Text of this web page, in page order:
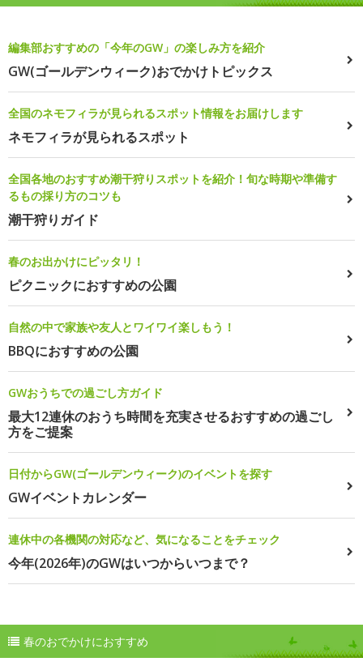
編集部おすすめの「今年のGW」の楽しみ方を紹介
GW(ゴールデンウィーク)おでかけトピックス
全国のネモフィラが見られるスポット情報をお届けします
ネモフィラが見られるスポット
全国各地のおすすめ潮干狩りスポットを紹介！旬な時期や準備す
るもの採り方のコツも
潮干狩りガイド
春のお出かけにピッタリ！
ピクニックにおすすめの公園
自然の中で家族や友人とワイワイ楽しもう！
BBQにおすすめの公園
GWおうちでの過ごし方ガイド
最大12連休のおうち時間を充実させるおすすめの過ごし
方をご提案
日付からGW(ゴールデンウィーク)のイベントを探す
GWイベントカレンダー
連休中の各機関の対応など、気になることをチェック
今年(2026年)のGWはいつからいつまで？
春のおでかけにおすすめ